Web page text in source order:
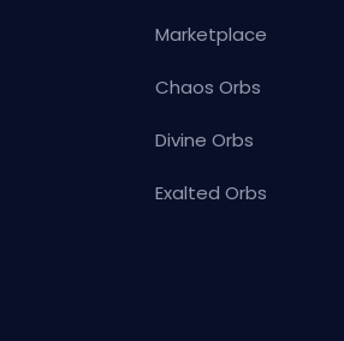
Marketplace
Chaos Orbs
Divine Orbs
Exalted Orbs